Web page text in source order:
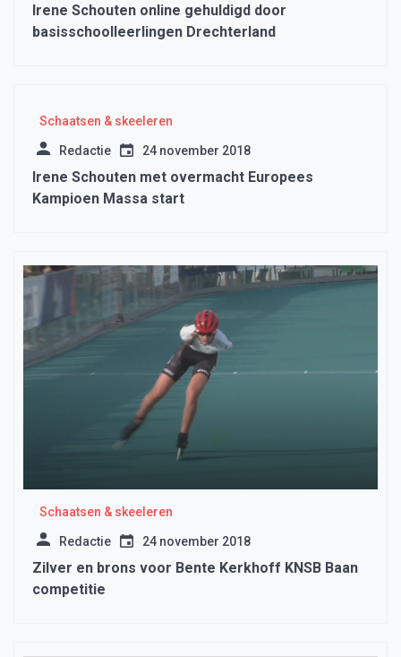
Irene Schouten online gehuldigd door
basisschoolleerlingen Drechterland
Schaatsen & skeeleren
Redactie 24 november 2018
Irene Schouten met overmacht Europees
Kampioen Massa start
Schaatsen & skeeleren
Redactie 24 november 2018
Zilver en brons voor Bente Kerkhoff KNSB Baan
competitie